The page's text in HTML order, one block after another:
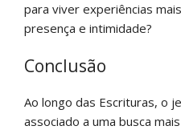
para viver experiências
presença e intimidade?
Conclusão
Ao longo das Escrituras, o
associado a uma busca